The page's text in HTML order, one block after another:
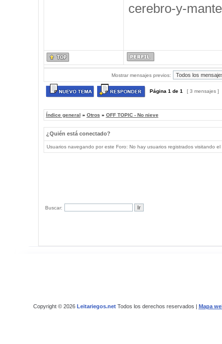
cerebro-y-
Mostrar mensajes previos:
Página 1 de 1 [ 3 mensajes ]
Índice general » Otros » OFF TOPIC - No nieve
¿Quién está conectado?
Usuarios navegando por este Foro: No hay usuarios registrados visitando
Buscar:
Copyright © 2026 Leitariegos.netTodos los derechos reservados | Mapa